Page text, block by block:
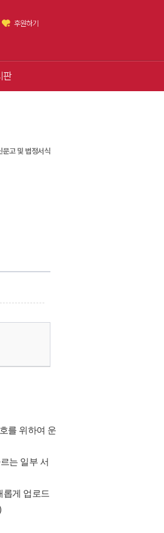
후원하기
판
문고 및 법정서식
를 위하여 운
는 일부 서
롭게 업로드